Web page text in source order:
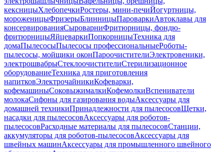
кексницыХлебопечкиРостеры, мини-печиЙогуртницы,
мороженицыФризерыБлинницыПароваркиАвтоклавы для
консервированияСыроварниФритюрницы, фондю-
фритюрницыЯйцеваркиПопкорницыТехника для
домаПылесосыПылесосы профессиональныеРоботы-
пылесосы, мойщики оконПароочистителиЭлектровеники,
электрошвабрыСтеклоочистителиСтерилизационное
оборудованиеТехника для приготовления
напитковЭлектрочайникиКофеварки,
кофемашиныСоковыжималкиКофемолкиВспениватели
молокаСифоны для газирования водыАксессуары для
домашней техникиПринадлежности для пылесосовЩетки,
насадки для пылесосовАксессуары для роботов-
пылесосовРасходные материалы для пылесосовСтанции,
аккумуляторы для роботов-пылесосовАксессуары для
швейных машинАксессуары для промышленного швейного